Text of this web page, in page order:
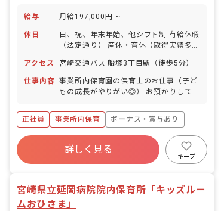
給与 月給197,000円 ~
休日
日、祝、年末年始、他シフト制 有給休暇
（法定通り） 産休・育休（取得実績多
日
アクセス 宮崎交通バス 船塚3丁目駅（徒歩5分）
仕事内容 事業所内保育園の保育士のお仕事（子ど
もの成長がやりがい◎） お預かりしてい
す。 ・食事・睡眠・排泄・清潔・衣類の
着脱等 ・集団生活を通じた社会性の装着
・行事の計画・実行、お知らせの作成
正社員 事業所内保育
ボーナス・賞与あり
社会保険完備
有給
福利厚生充実
昇給昇進あり
産休育休制度
詳しく見る
キープ
宮崎県立延岡病院院内保育所「キッズルー
ムおひさま」